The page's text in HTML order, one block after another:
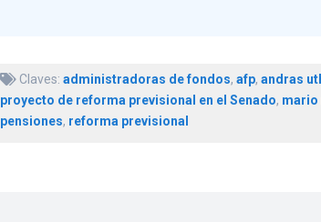
Claves: administradoras de fondos, afp, andras
proyecto de reforma previsional en el Senado, mario
pensiones, reforma previsional